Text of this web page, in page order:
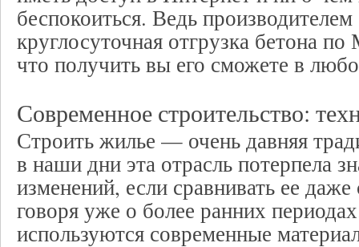
беспокоиться. Ведь
круглосуточная отгрузка бетона
что получить вы его сможете в
Современное строительство:
Строить жилье — очень давняя
в наши дни эта отрасль потерпела
изменений, если сравнивать ее
говоря уже о более ранних
используются современные